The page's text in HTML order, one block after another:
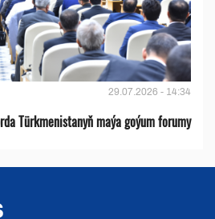
29.07.2026 - 14:34
Türkmenistanyň maýa goýum forumy